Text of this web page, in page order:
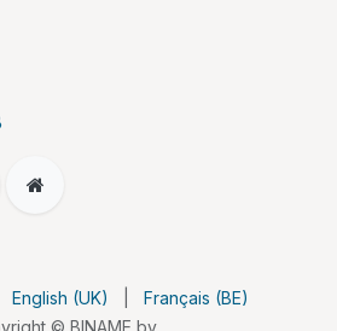
© BINAME bv
English (UK) Français (BE)